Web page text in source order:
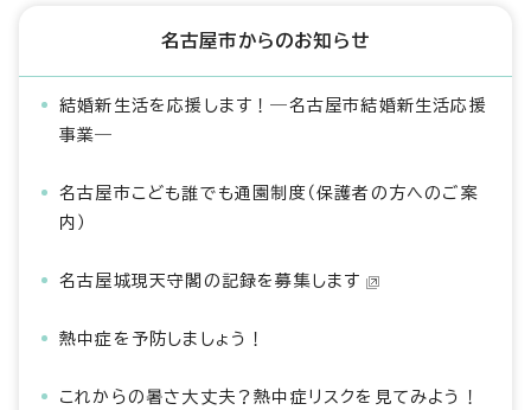
名古屋市からのお知らせ
結婚新生活を応援します！―名古屋市結婚新生活応援
事業―
名古屋市こども誰でも通園制度（保護者の方へのご案
内）
名古屋城現天守閣の記録を募集します
熱中症を予防しましょう！
これからの暑さ大丈夫？熱中症リスクを見てみよう！